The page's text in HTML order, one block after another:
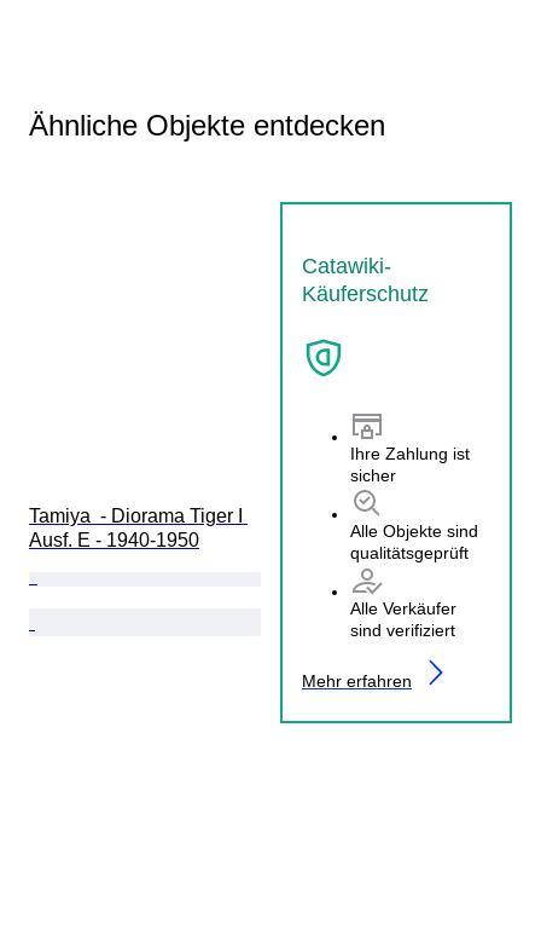
Ähnliche Objekte entdecken
Catawiki-
Käuferschutz
Ihre Zahlung ist
sicher
Alle Objekte sind
qualitätsgeprüft
Alle Verkäufer
sind verifiziert
Mehr erfahren
Tamiya  - Diorama Tiger I
Ausf. E - 1940-1950